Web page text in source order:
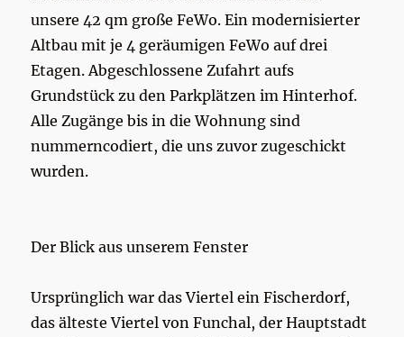
unsere 42 qm große FeWo. Ein modernisierter
Altbau mit je 4 geräumigen FeWo auf drei
Etagen. Abgeschlossene Zufahrt aufs
Grundstück zu den Parkplätzen im Hinterhof.
Alle Zugänge bis in die Wohnung sind
nummerncodiert, die uns zuvor zugeschickt
wurden.
Der Blick aus unserem Fenster
Ursprünglich war das Viertel ein Fischerdorf,
das älteste Viertel von Funchal, der Hauptstadt